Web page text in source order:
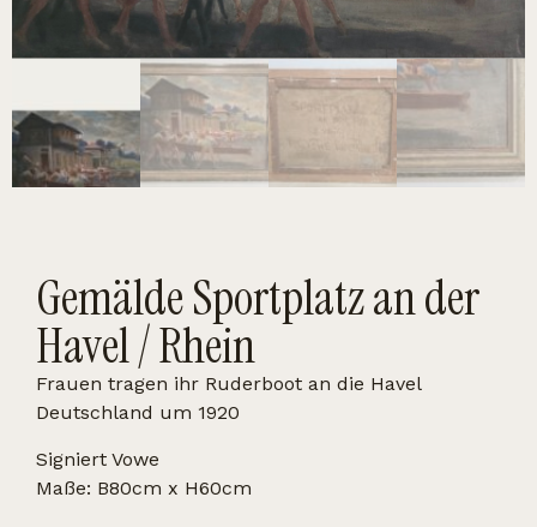
Gemälde Sportplatz an der
Havel / Rhein
Frauen tragen ihr Ruderboot an die Havel
Deutschland um 1920
Signiert Vowe
Maße: B80cm x H60cm